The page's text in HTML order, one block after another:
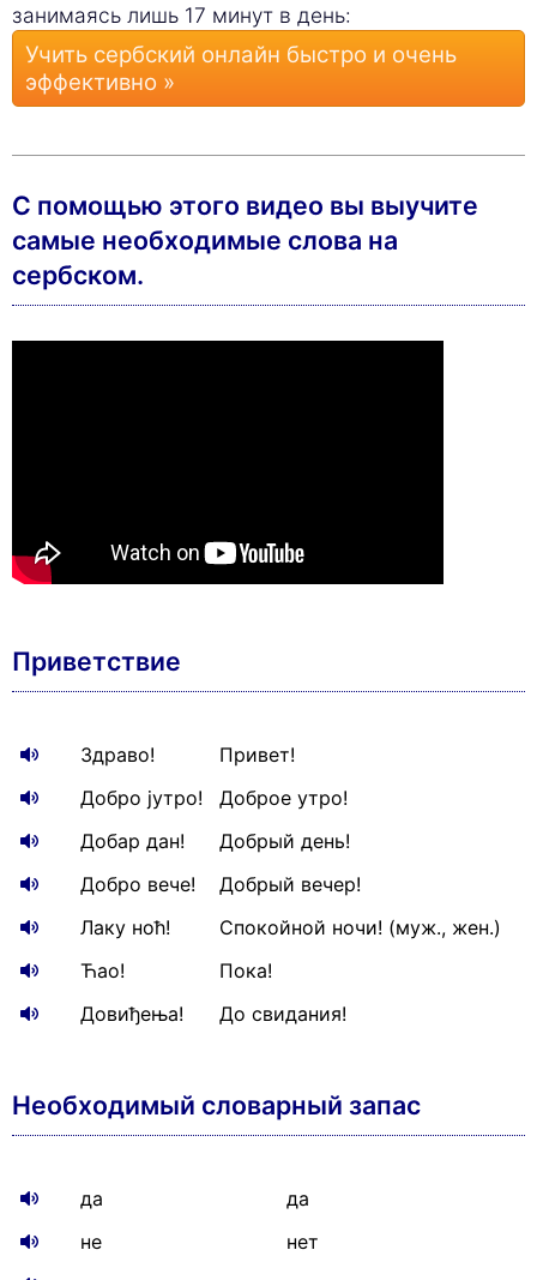
занимаясь лишь 17 минут в день:
Учить сербский онлайн быстро и очень
эффективно »
С помощью этого видео вы выучите
cамые необходимые слова на
сербском.
Приветствие
Здраво!
Привет!
Добро јутро!
Доброе утро!
Добар дан!
Добрый день!
Добро вече!
Добрый вечер!
Лаку ноћ!
Спокойной ночи! (муж., жен.)
Ћао!
Пока!
Довиђења!
До свидания!
Необходимый словарный запас
да
да
не
нет